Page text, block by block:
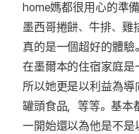
home媽都很用心的準
墨西哥捲餅、牛排、雞
真的是一個超好的體驗。
在墨爾本的住宿家庭是
所以她更是以利益為導
罐頭食品，等等。基本
一開始還以為他是不是